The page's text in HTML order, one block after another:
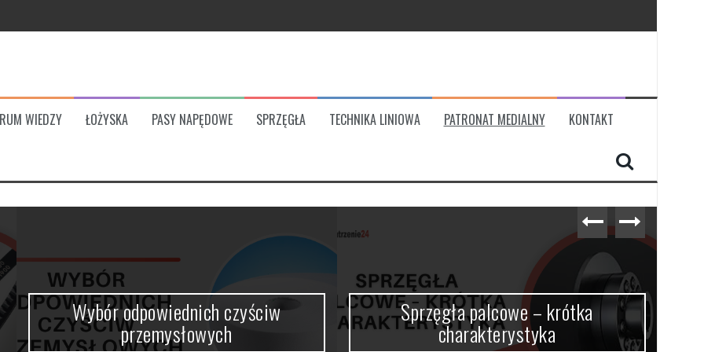
proponuje marka?
WIEDZY ŁOŻYSKA PASY NAPĘDOWE SPRZĘGŁA TECHNIKA LINIOWA PATRONAT MEDIALNY KONTAKT
Wybór odpowiednich czyściw
przemysłowych
Sprzęgła palcowe – krótka
charakterystyka